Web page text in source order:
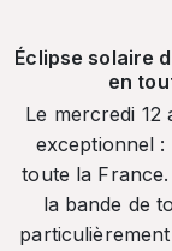
Éclipse solaire
en
Le mercredi
exceptionnel :
toute la
la bande de